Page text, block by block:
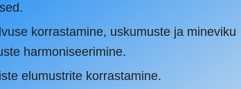
korrastamine, uskumuste ja mineviku
harmoniseerimine.
elumustrite korrastamine.